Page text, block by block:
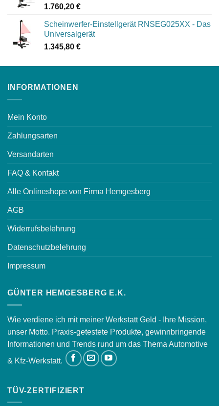
1.760,20 €
Scheinwerfer-Einstellgerät RNSEG025XX - Das
Universalgerät
1.345,80 €
INFORMATIONEN
Mein Konto
Zahlungsarten
Versandarten
FAQ & Kontakt
Alle Onlineshops von Firma Hemgesberg
AGB
Widerrufsbelehrung
Datenschutzbelehrung
Impressum
GÜNTER HEMGESBERG E.K.
Wie verdiene ich mit meiner Werkstatt Geld - Ihre Mission,
unser Motto. Praxis-getestete Produkte, gewinnbringende
Informationen und Trends rund um das Thema Automotive
& Kfz-Werkstatt.
TÜV-ZERTIFIZIERT